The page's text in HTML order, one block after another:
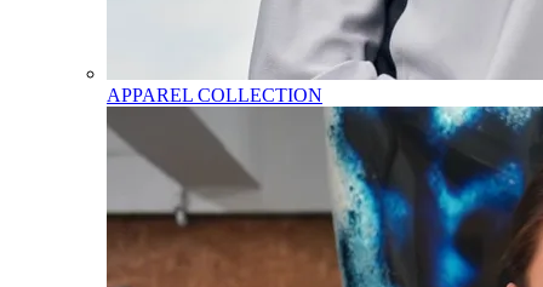
APPAREL COLLECTION